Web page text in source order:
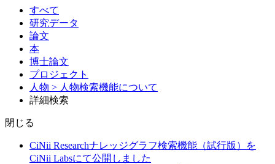
すべて
研究データ
論文
本
博士論文
プロジェクト
人物 > 人物検索機能について
詳細検索
閉じる
CiNii Researchナレッジグラフ検索機能（試行版）を
CiNii Labsにて公開しました